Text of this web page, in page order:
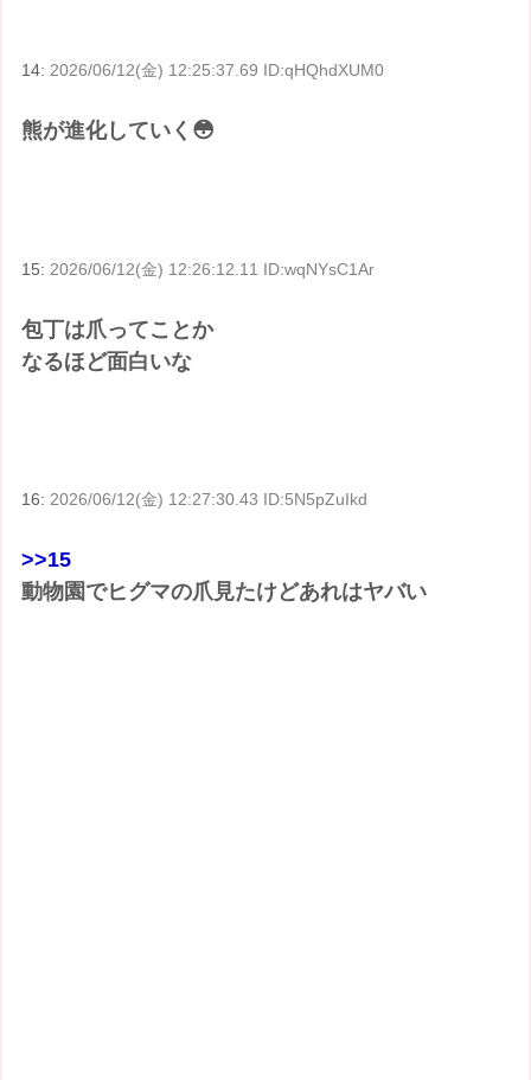
14:2026/06/12(金) 12:25:37.69 ID:qHQhdXUM0
熊が進化していく😳
15: 2026/06/12(金) 12:26:12.11 ID:wqNYsC1Ar
包丁は爪ってことか
なるほど面白いな
16: 2026/06/12(金) 12:27:30.43 ID:5N5pZuIkd
>>15
動物園でヒグマの爪見たけどあれはヤバい